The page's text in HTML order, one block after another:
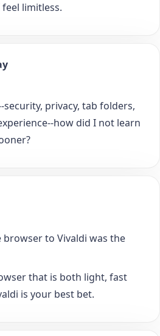
feel limitless.
security, privacy, tab folders,
how did I not learn
to Vivaldi was the
that is both light, fast
is your best bet.